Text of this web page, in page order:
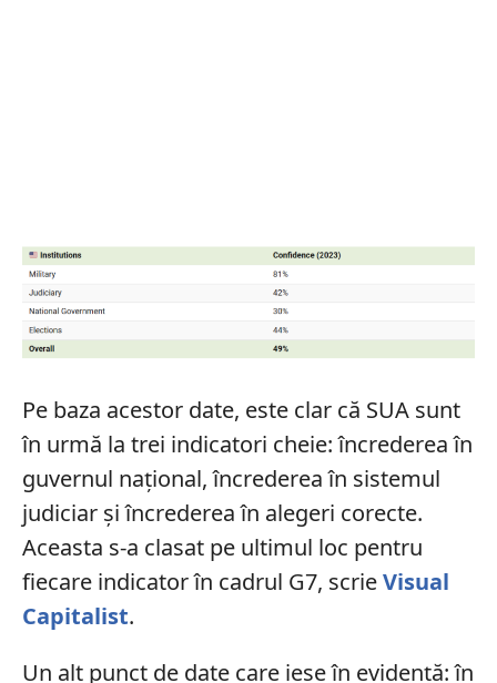
Pe baza acestor date, este clar că SUA sunt
în urmă la trei indicatori cheie: încrederea în
guvernul național, încrederea în sistemul
judiciar și încrederea în alegeri corecte.
Aceasta s-a clasat pe ultimul loc pentru
fiecare indicator în cadrul G7, scrieVisual
Capitalist.
Un alt punct de date care iese în evidență: în